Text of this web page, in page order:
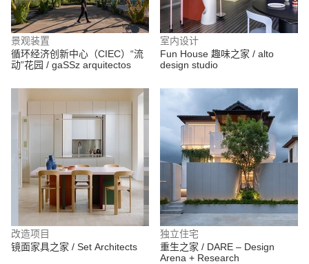
景观装置
循环经济创新中心（CIEC）“流
动”花园 / gaSSz arquitectos
室内设计
Fun House 趣味之家 / alto
design studio
改造项目
镜面家具之家 / Set Architects
独立住宅
重生之家 / DARE – Design
Arena + Research